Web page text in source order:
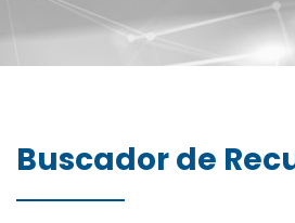
Buscador de